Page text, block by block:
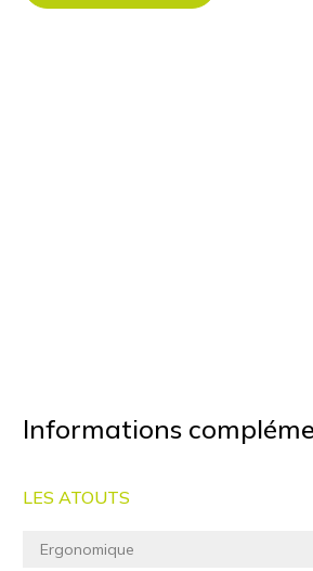
Informations
LES ATOUTS
Ergonomique